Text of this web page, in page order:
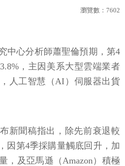
瀏覽數： 7602
中心分析師蕭聖倫預期，第4
，主因美系大型雲端業者
人工智慧（AI）伺服器出貨
新聞稿指出，除先前衰退較
因第4季採購量觸底回升，加
，及亞馬遜（Amazon）積極